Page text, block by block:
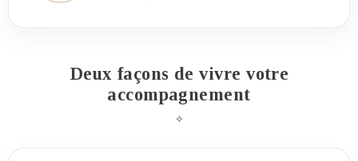
Deux façons de vivre votre
accompagnement
✧